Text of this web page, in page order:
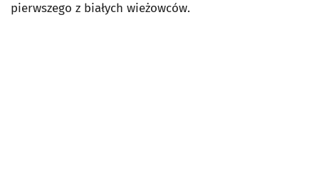
pierwszego z białych wieżowców.